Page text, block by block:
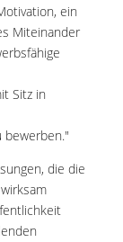
ein
Miteinander
Sitz in
bewerben."
die die